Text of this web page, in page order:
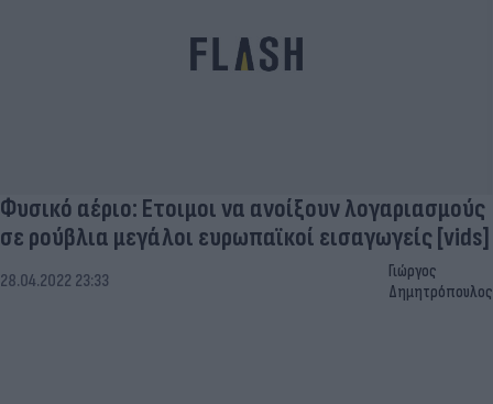
Φυσικό αέριο: Eτοιμοι να ανοίξουν λογαριασμούς
σε ρούβλια μεγάλοι ευρωπαϊκοί εισαγωγείς [vids]
28.04.2022 23:33
Γιώργος
Δημητρόπουλος